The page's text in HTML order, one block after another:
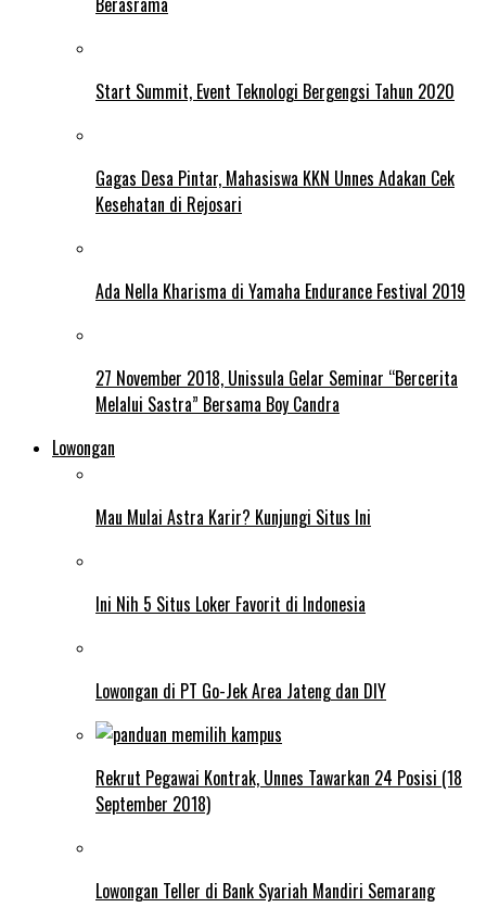
Start Summit, Event Teknologi Bergengsi Tahun 2020
Gagas Desa Pintar, Mahasiswa KKN Unnes Adakan Cek
Kesehatan di Rejosari
Ada Nella Kharisma di Yamaha Endurance Festival 2019
27 November 2018, Unissula Gelar Seminar “Bercerita
Melalui Sastra” Bersama Boy Candra
Lowongan
Mau Mulai Astra Karir? Kunjungi Situs Ini
Ini Nih 5 Situs Loker Favorit di Indonesia
Lowongan di PT Go-Jek Area Jateng dan DIY
Rekrut Pegawai Kontrak, Unnes Tawarkan 24 Posisi (18
September 2018)
Lowongan Teller di Bank Syariah Mandiri Semarang